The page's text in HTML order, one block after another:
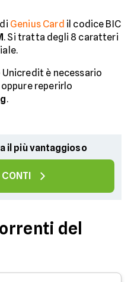
Genius Card il codice BIC
. Si tratta degli 8 caratteri
è necessario
oppure reperirlo
.
il più vantaggioso
del